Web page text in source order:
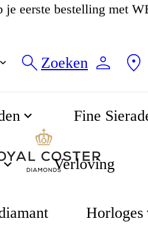
538 beoordelingen
Zoeken
Fine
Verloving
Horloges
Classic Drop Ketting